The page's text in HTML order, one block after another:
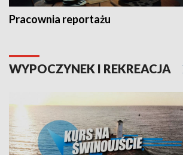
Pracownia reportażu
WYPOCZYNEK I REKREACJA